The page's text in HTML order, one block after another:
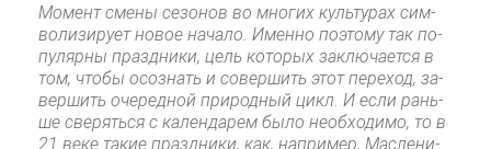
Мо­мент сме­ны се­зо­нов во мно­гих куль­ту­рах сим­
во­ли­зи­ру­ет но­вое на­ча­ло. Имен­но по­это­му так по­
пу­ляр­ны празд­ни­ки, цель ко­то­рых за­клю­ча­ет­ся в
том, что­бы осо­знать и со­вер­шить этот пе­ре­ход, за­
вер­шить оче­ред­ной при­род­ный цикл. И ес­ли рань­
ше све­рять­ся с ка­лен­да­рем бы­ло необ­хо­ди­мо, то в
21 ве­ке та­кие празд­ни­ки, как, на­при­мер, Мас­ле­ни­